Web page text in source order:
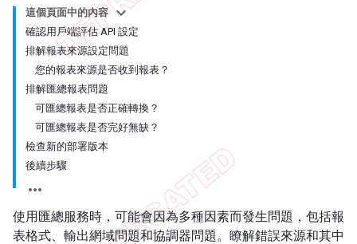
這個頁面中的內容
確認用戶端評估 API 設定
排解報表來源設定問題
您的報表來源是否收到報表？
排解匯總報表問題
可匯總報表是否正確轉換？
可匯總報表是否完好無缺？
檢查新的部署版本
後續步驟
使用匯總服務時，可能會因為多種因素而發生問題，包括報
表格式、輸出網域問題和協調器問題。瞭解錯誤來源和其中